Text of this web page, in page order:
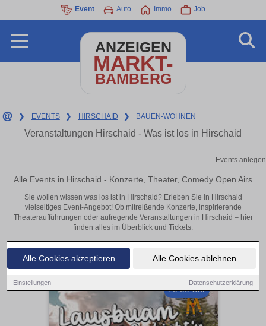
Alle Cookies akzeptieren Alle Cookies ablehnen
Einstellungen Datenschutzerklärung
Event Auto Immo Job
ANZEIGEN
MARKT-
BAMBERG
❯ EVENTS ❯ HIRSCHAID ❯ BAUEN-WOHNEN
Veranstaltungen Hirschaid - Was ist los in Hirschaid
Events anlegen
Alle Events in Hirschaid - Konzerte, Theater, Comedy Open Airs
Sie wollen wissen was los ist in Hirschaid? Erleben Sie in Hirschaid
vielseitiges Event-Angebot! Ob mitreißende Konzerte, inspirierende
Theateraufführungen oder aufregende Veranstaltungen in Hirschaid – hier
finden alles im Überblick und Tickets.
20:00 Uhr